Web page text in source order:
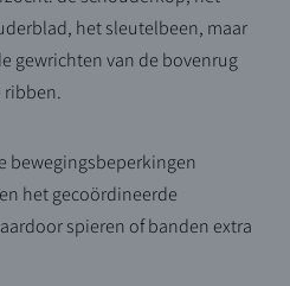
het sleutelbeen, maar
gewrichten van de bovenrug
ribben.
bewegingsbeperkingen
het gecoördineerde
spieren of banden extra